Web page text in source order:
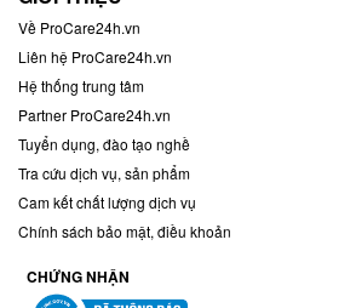
Về ProCare24h.vn
Liên hệ ProCare24h.vn
Hệ thống trung tâm
Partner ProCare24h.vn
Tuyển dụng, đào tạo nghề
Tra cứu dịch vụ, sản phẩm
Cam kết chất lượng dịch vụ
Chính sách bảo mật, điều khoản
CHỨNG NHẬN